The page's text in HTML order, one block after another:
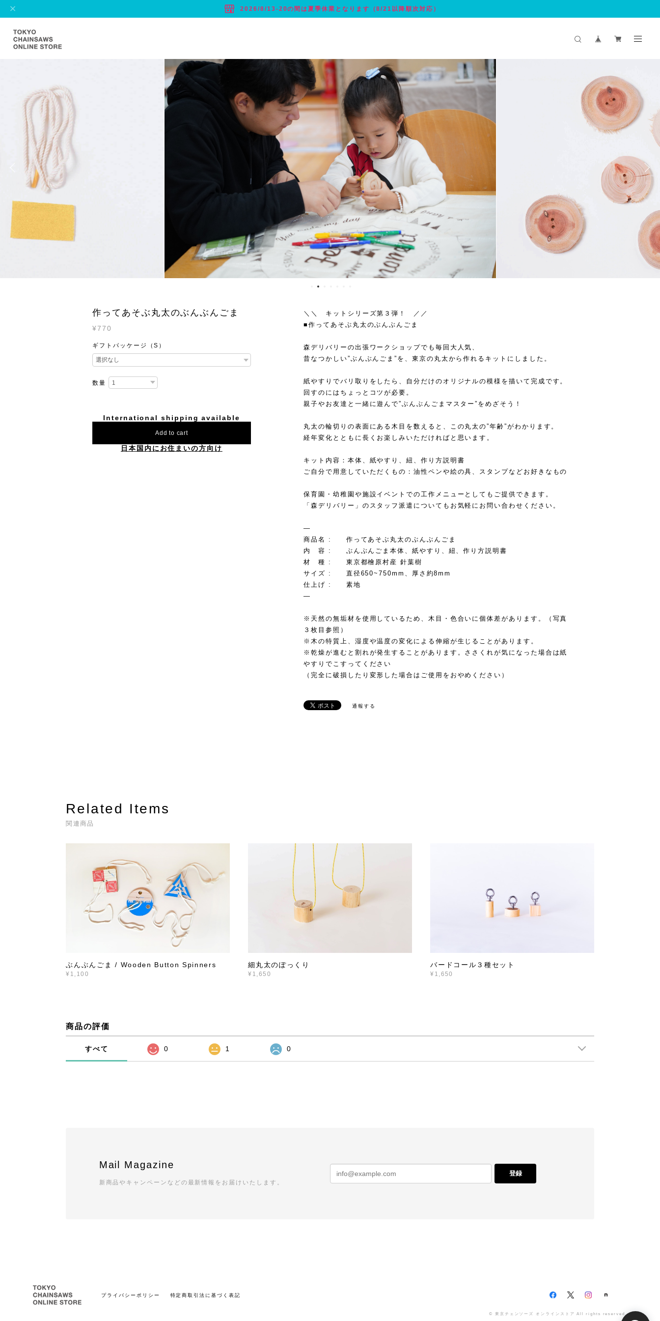
2026/8/13-20の間は夏季休業となります（8/21以降順次対応）
作ってあそぶ丸太のぶんぶんごま
¥770
ギフトパッケージ（S）
数量
International shipping available
Add to cart
日本国内にお住まいの方向け
＼＼ キットシリーズ第３弾！ ／／
■作ってあそぶ丸太のぶんぶんごま
森デリバリーの出張ワークショップでも毎回大人気、
昔なつかしい”ぶんぶんごま”を、東京の丸太から作れるキットにしました。
紙やすりでバリ取りをしたら、自分だけのオリジナルの模様を描いて完成です。
回すのにはちょっとコツが必要。
親子やお友達と一緒に遊んで”ぶんぶんごまマスター”をめざそう！
丸太の輪切りの表面にある木目を数えると、この丸太の”年齢”がわかります。
経年変化とともに長くお楽しみいただければと思います。
キット内容：本体、紙やすり、紐、作り方説明書
ご自分で用意していただくもの：油性ペンや絵の具、スタンプなどお好きなもの
保育園・幼稚園や施設イベントでの工作メニューとしてもご提供できます。
「森デリバリー」のスタッフ派遣についてもお気軽にお問い合わせください。
—
商品名 : 作ってあそぶ丸太のぶんぶんごま
内 容 : ぶんぶんごま本体、紙やすり、紐、作り方説明書
材 種 : 東京都檜原村産 針葉樹
サイズ : 直径650~750mm、厚さ約8mm
仕上げ : 素地
—
※天然の無垢材を使用しているため、木目・色合いに個体差があります。（写真
３枚目参照）
※木の特質上、湿度や温度の変化による伸縮が生じることがあります。
※乾燥が進むと割れが発生することがあります。ささくれが気になった場合は紙
やすりでこすってください
（完全に破損したり変形した場合はご使用をおやめください）
通報する
Related Items
関連商品
ぶんぶんごま / Wooden Button Spinners
¥1,100
細丸太のぽっくり
¥1,650
バードコール３種セット
¥1,650
商品の評価
すべて 0 1 0
Mail Magazine
新商品やキャンペーンなどの最新情報をお届けいたします。
登録
プライバシーポリシー 特定商取引法に基づく表記
© 東京チェンソーズ オンラインストア All rights reserved.